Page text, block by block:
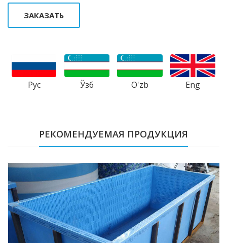
ЗАКАЗАТЬ
Рус Ўзб O'zb Eng
РЕКОМЕНДУЕМАЯ ПРОДУКЦИЯ